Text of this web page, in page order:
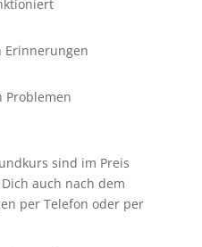
Erinnerungen
Problemen
sind im Preis
auch nach dem
per Telefon oder per